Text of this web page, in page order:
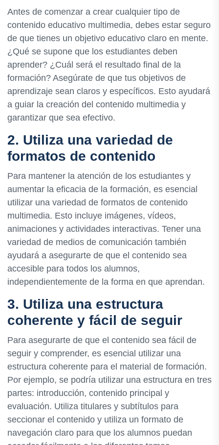
Antes de comenzar a crear cualquier tipo de
contenido educativo multimedia, debes estar seguro
de que tienes un objetivo educativo claro en mente.
¿Qué se supone que los estudiantes deben
aprender? ¿Cuál será el resultado final de la
formación? Asegúrate de que tus objetivos de
aprendizaje sean claros y específicos. Esto ayudará
a guiar la creación del contenido multimedia y
garantizar que sea efectivo.
2. Utiliza una variedad de
formatos de contenido
Para mantener la atención de los estudiantes y
aumentar la eficacia de la formación, es esencial
utilizar una variedad de formatos de contenido
multimedia. Esto incluye imágenes, vídeos,
animaciones y actividades interactivas. Tener una
variedad de medios de comunicación también
ayudará a asegurarte de que el contenido sea
accesible para todos los alumnos,
independientemente de la forma en que aprendan.
3. Utiliza una estructura
coherente y fácil de seguir
Para asegurarte de que el contenido sea fácil de
seguir y comprender, es esencial utilizar una
estructura coherente para el material de formación.
Por ejemplo, se podría utilizar una estructura en tres
partes: introducción, contenido principal y
evaluación. Utiliza titulares y subtítulos para
seccionar el contenido y utiliza un formato de
navegación claro para que los alumnos puedan